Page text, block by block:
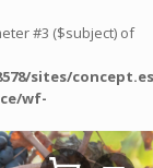
#3 ($subject) of
sites/
wf-